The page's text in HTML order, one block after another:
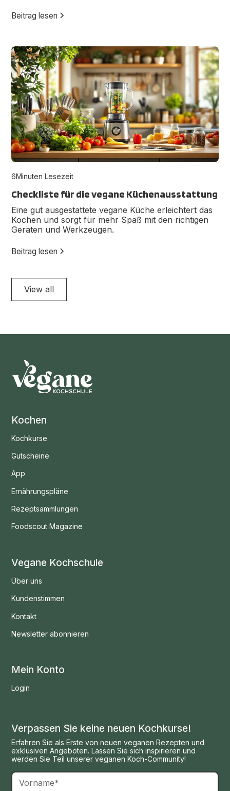
Beitrag lesen
6Minuten Lesezeit
Checkliste für die vegane Küchenausstattung
Eine gut ausgestattete vegane Küche erleichtert das
Kochen und sorgt für mehr Spaß mit den richtigen
Geräten und Werkzeugen.
Beitrag lesen
View all
Kochen
Kochkurse
Gutscheine
App
Ernährungspläne
Rezeptsammlungen
Foodscout Magazine
Vegane Kochschule
Über uns
Kundenstimmen
Kontakt
Newsletter abonnieren
Mein Konto
Login
Verpassen Sie keine neuen Kochkurse!
Erfahren Sie als Erste von neuen veganen Rezepten und
exklusiven Angeboten. Lassen Sie sich inspirieren und
werden Sie Teil unserer veganen Koch-Community!